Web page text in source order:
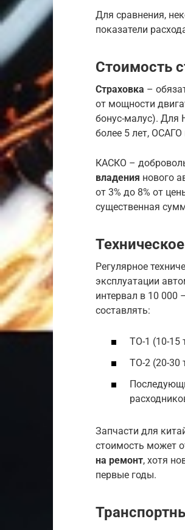
Для сравнения,
показатели
Стоимость
Страховка –
от мощности
бонус-малус). Для
более 5 лет,
КАСКО –
владения нового
от 3% до 8% от
существенная
Регулярное
эксплуатации
интервал в 10 000
составлять:
ТО-1 (10-15
ТО-2 (20-30
Запчасти для
стоимость может
на ремонт, хотя
первые годы.